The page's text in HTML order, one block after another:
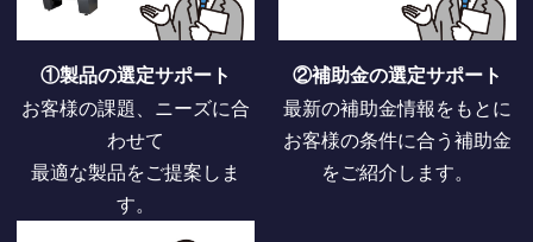
①製品の選定サポート
お客様の課題、ニーズに合
わせて
最適な製品をご提案しま
す。
②補助金の選定サポート
最新の補助金情報をもとに
お客様の条件に合う補助金
をご紹介します。